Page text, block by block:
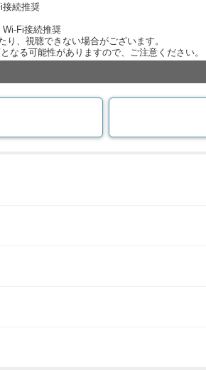
接続推奨
Fi接続推奨
、視聴できない場合がございます。
る可能性がありますので、ご注意ください。